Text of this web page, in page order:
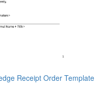
Receipt Order Template